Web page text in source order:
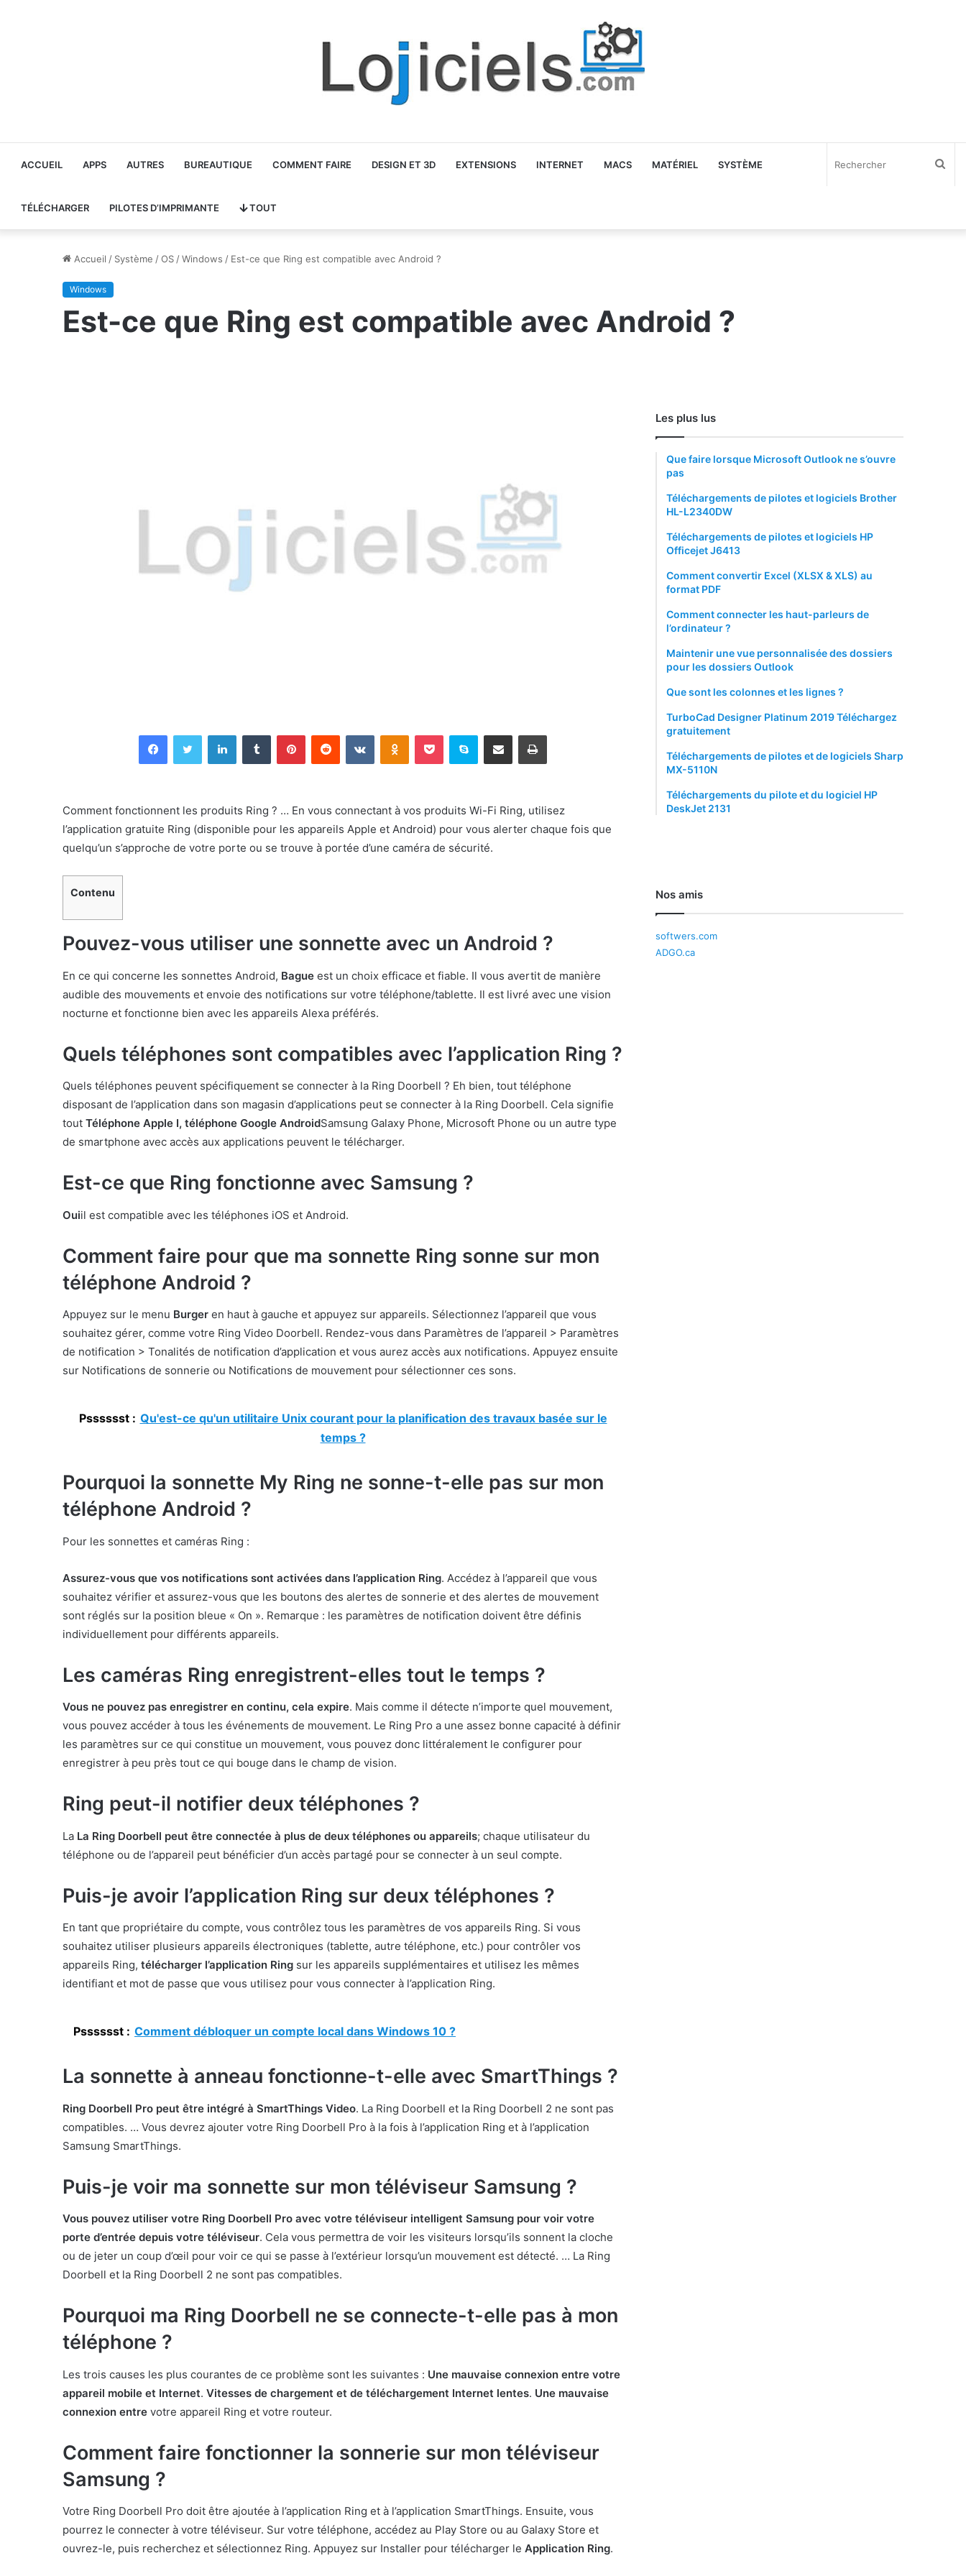
ACCUEIL APPS AUTRES BUREAUTIQUE COMMENT FAIRE DESIGN ET 3D EXTENSIONS INTERNET MACS MATÉRIEL SYSTÈME
TÉLÉCHARGER PILOTES D’IMPRIMANTE TOUT
Accueil / Système /OS /Windows / Est-ce que Ring est compatible avec Android ?
Windows
Est-ce que Ring est compatible avec Android ?
FacebookTwitter LinkedinTumblr PinterestReddit VKontakteOdnoklassniki
Pocket Skype Partager par email Imprimer
Comment fonctionnent les produits Ring ? … En vous connectant à vos produits Wi-Fi Ring, utilisez
l’application gratuite Ring (disponible pour les appareils Apple et Android) pour vous alerter chaque fois que
quelqu’un s’approche de votre porte ou se trouve à portée d’une caméra de sécurité.
Contenu
Pouvez-vous utiliser une sonnette avec un Android ?
En ce qui concerne les sonnettes Android, Bague est un choix efficace et fiable. Il vous avertit de manière
audible des mouvements et envoie des notifications sur votre téléphone/tablette. Il est livré avec une vision
nocturne et fonctionne bien avec les appareils Alexa préférés.
Quels téléphones sont compatibles avec l’application Ring ?
Quels téléphones peuvent spécifiquement se connecter à la Ring Doorbell ? Eh bien, tout téléphone
disposant de l’application dans son magasin d’applications peut se connecter à la Ring Doorbell. Cela signifie
tout Téléphone Apple I, téléphone Google AndroidSamsung Galaxy Phone, Microsoft Phone ou un autre type
de smartphone avec accès aux applications peuvent le télécharger.
Est-ce que Ring fonctionne avec Samsung ?
Ouiil est compatible avec les téléphones iOS et Android.
Comment faire pour que ma sonnette Ring sonne sur mon
téléphone Android ?
Appuyez sur le menu Burger en haut à gauche et appuyez sur appareils. Sélectionnez l’appareil que vous
souhaitez gérer, comme votre Ring Video Doorbell. Rendez-vous dans Paramètres de l’appareil > Paramètres
de notification > Tonalités de notification d’application et vous aurez accès aux notifications. Appuyez ensuite
sur Notifications de sonnerie ou Notifications de mouvement pour sélectionner ces sons.
Psssssst : Qu'est-ce qu'un utilitaire Unix courant pour la planification des travaux basée sur le
temps ?
Pourquoi la sonnette My Ring ne sonne-t-elle pas sur mon
téléphone Android ?
Pour les sonnettes et caméras Ring :
Assurez-vous que vos notifications sont activées dans l’application Ring. Accédez à l’appareil que vous
souhaitez vérifier et assurez-vous que les boutons des alertes de sonnerie et des alertes de mouvement
sont réglés sur la position bleue « On ». Remarque : les paramètres de notification doivent être définis
individuellement pour différents appareils.
Les caméras Ring enregistrent-elles tout le temps ?
Vous ne pouvez pas enregistrer en continu, cela expire. Mais comme il détecte n’importe quel mouvement,
vous pouvez accéder à tous les événements de mouvement. Le Ring Pro a une assez bonne capacité à définir
les paramètres sur ce qui constitue un mouvement, vous pouvez donc littéralement le configurer pour
enregistrer à peu près tout ce qui bouge dans le champ de vision.
Ring peut-il notifier deux téléphones ?
La La Ring Doorbell peut être connectée à plus de deux téléphones ou appareils; chaque utilisateur du
téléphone ou de l’appareil peut bénéficier d’un accès partagé pour se connecter à un seul compte.
Puis-je avoir l’application Ring sur deux téléphones ?
En tant que propriétaire du compte, vous contrôlez tous les paramètres de vos appareils Ring. Si vous
souhaitez utiliser plusieurs appareils électroniques (tablette, autre téléphone, etc.) pour contrôler vos
appareils Ring, télécharger l’application Ring sur les appareils supplémentaires et utilisez les mêmes
identifiant et mot de passe que vous utilisez pour vous connecter à l’application Ring.
Psssssst : Comment débloquer un compte local dans Windows 10 ?
La sonnette à anneau fonctionne-t-elle avec SmartThings ?
Ring Doorbell Pro peut être intégré à SmartThings Video. La Ring Doorbell et la Ring Doorbell 2 ne sont pas
compatibles. … Vous devrez ajouter votre Ring Doorbell Pro à la fois à l’application Ring et à l’application
Samsung SmartThings.
Puis-je voir ma sonnette sur mon téléviseur Samsung ?
Vous pouvez utiliser votre Ring Doorbell Pro avec votre téléviseur intelligent Samsung pour voir votre
porte d’entrée depuis votre téléviseur. Cela vous permettra de voir les visiteurs lorsqu’ils sonnent la cloche
ou de jeter un coup d’œil pour voir ce qui se passe à l’extérieur lorsqu’un mouvement est détecté. … La Ring
Doorbell et la Ring Doorbell 2 ne sont pas compatibles.
Pourquoi ma Ring Doorbell ne se connecte-t-elle pas à mon
téléphone ?
Les trois causes les plus courantes de ce problème sont les suivantes : Une mauvaise connexion entre votre
appareil mobile et Internet. Vitesses de chargement et de téléchargement Internet lentes. Une mauvaise
connexion entre votre appareil Ring et votre routeur.
Comment faire fonctionner la sonnerie sur mon téléviseur
Samsung ?
Votre Ring Doorbell Pro doit être ajoutée à l’application Ring et à l’application SmartThings. Ensuite, vous
pourrez le connecter à votre téléviseur. Sur votre téléphone, accédez au Play Store ou au Galaxy Store et
ouvrez-le, puis recherchez et sélectionnez Ring. Appuyez sur Installer pour télécharger le Application Ring.
Les plus lus
Que faire lorsque Microsoft Outlook ne s’ouvre
pas
Téléchargements de pilotes et logiciels Brother
HL-L2340DW
Téléchargements de pilotes et logiciels HP
Officejet J6413
Comment convertir Excel (XLSX & XLS) au
format PDF
Comment connecter les haut-parleurs de
l’ordinateur ?
Maintenir une vue personnalisée des dossiers
pour les dossiers Outlook
Que sont les colonnes et les lignes ?
TurboCad Designer Platinum 2019 Téléchargez
gratuitement
Téléchargements de pilotes et de logiciels Sharp
MX-5110N
Téléchargements du pilote et du logiciel HP
DeskJet 2131
Nos amis
softwers.com
ADGO.ca